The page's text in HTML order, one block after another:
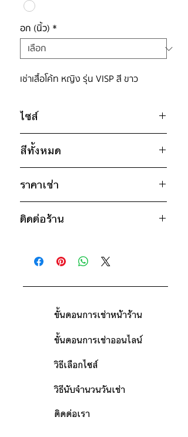
อก (นิ้ว) *
เช่าเสื้อโค้ท หญิง รุ่น VISP สี ขาว
ไซส์
ไซส์ : S
อก 42" / เอว 42" / สะโพก 42" /
ไหล่กว้าง 20" / วงแขน 20" / ยาว
41"
สีทั้งหมด
ราคาเช่า
คืน)
ติดต่อร้านเพื่อสอบถามราคา
ติดต่อร้าน
ดูแผนที่ร้าน
ขั้นตอนการเช่าหน้าร้าน
ขั้นตอนการเช่าออนไลน์
วิธีเลือกไซส์
วิธีนับจำนวนวันเช่า
ติดต่อเรา